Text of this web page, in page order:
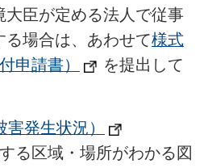
大臣が定める法人で従事
場合は、あわせて様式
申請書）
を提出して
発生状況）
る区域・場所がわかる図